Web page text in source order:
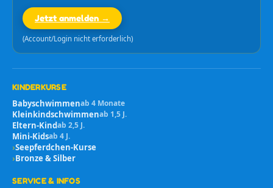
Jetzt anmelden →
(Account/Login nicht erforderlich)
KINDERKURSE
Babyschwimmenab 4 Monate
Kleinkindschwimmenab 1,5 J.
Eltern-Kindab 2,5 J.
Mini-Kidsab 4 J.
›Seepferdchen-Kurse
›Bronze & Silber
SERVICE & INFOS